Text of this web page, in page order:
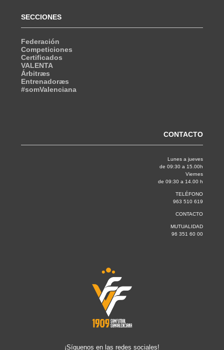
SECCIONES
Federación
Competiciones
Certificados
VALENTA
Árbitræs
Entrenadoræs
#somValenciana
CONTACTO
Lunes a jueves
de 09:30 a 15.00h
Viernes
de 09:30 a 14.00 h
TELÉFONO
963 510 619
CONTACTO
MUTUALIDAD
96 351 60 00
¡Síguenos en las redes sociales!